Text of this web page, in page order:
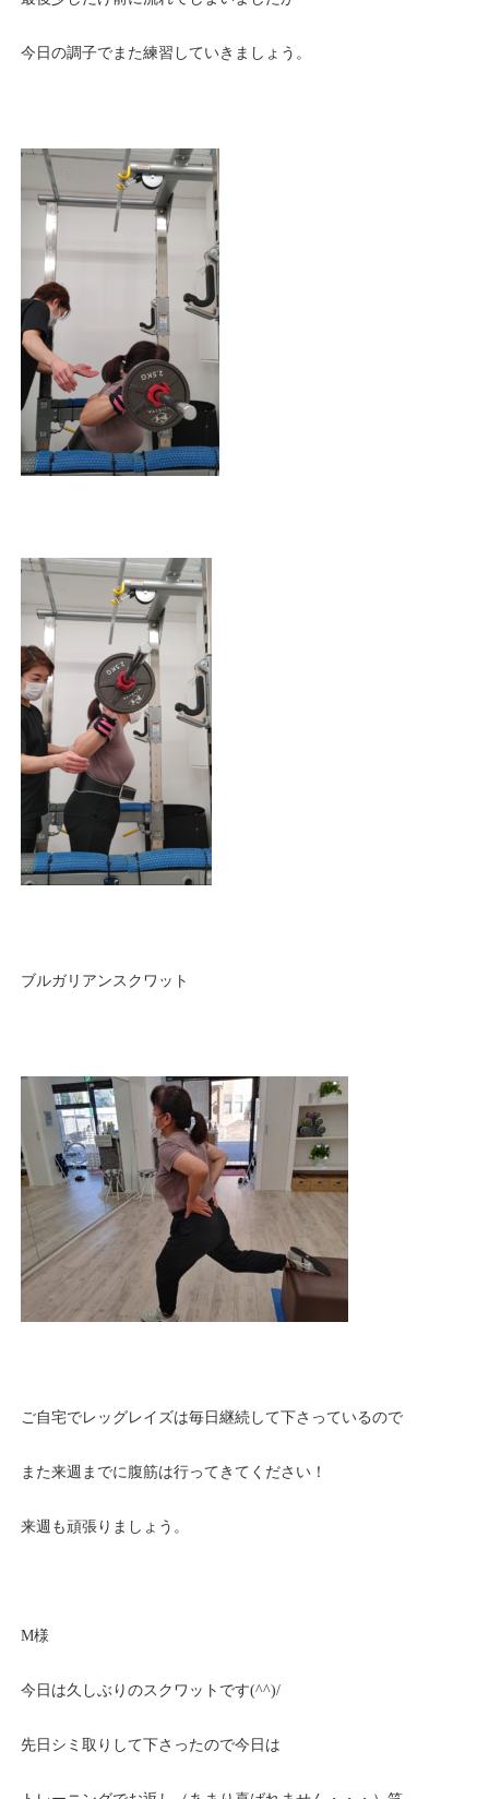
今日の調子でまた練習していきましょう。
ブルガリアンスクワット
ご自宅でレッグレイズは毎日継続して下さっているので
また来週までに腹筋は行ってきてください！
来週も頑張りましょう。
M様
今日は久しぶりのスクワットです(^^)/
先日シミ取りして下さったので今日は